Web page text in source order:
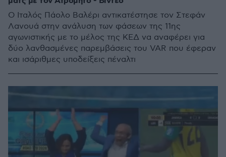
Ο Ιταλός Πάολο Βαλέρι αντικατέστησε τον Στεφάν
Λανουά στην ανάλυση των φάσεων της 11ης
αγωνιστικής με το μέλος της ΚΕΔ να αναφέρει για
δύο λανθασμένες παρεμβάσεις του VAR που έφεραν
και ισάριθμες υποδείξεις πέναλτι